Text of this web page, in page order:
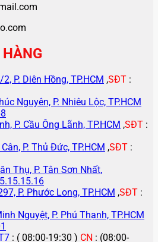
P. Diên Hồng, TP.HCM ,SĐT :
Nguyên, P. Nhiêu Lộc, TP.HCM
P. Cầu Ông Lãnh, TP.HCM ,SĐT :
P. Thủ Đức, TP.HCM ,SĐT :
Thụ, P. Tân Sơn Nhất,
P. Phước Long, TP.HCM ,SĐT :
Nguyệt, P. Phú Thạnh, TP.HCM
: ( 08:00-19:30 ) CN : (08:00-